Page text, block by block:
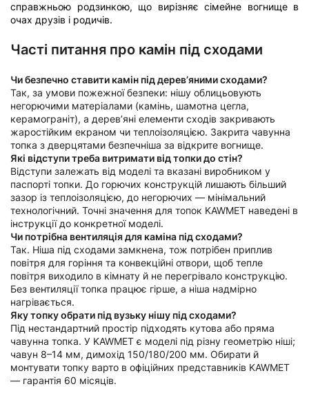
справжньою родзинкою, що вирізняє сімейне вогнище в
очах друзів і родичів.
Часті питання про камін під сходами
Чи безпечно ставити камін під дерев’яними сходами?
Так, за умови пожежної безпеки: нішу облицьовують
негорючими матеріалами (камінь, шамотна цегла,
керамограніт), а дерев’яні елементи сходів закривають
жаростійким екраном чи теплоізоляцією. Закрита чавунна
топка з дверцятами безпечніша за відкрите вогнище.
Які відступи треба витримати від топки до стін?
Відступи залежать від моделі та вказані виробником у
паспорті топки. До горючих конструкцій лишають більший
зазор із теплоізоляцією, до негорючих — мінімальний
технологічний. Точні значення для топок KAWMET наведені в
інструкції до конкретної моделі.
Чи потрібна вентиляція для каміна під сходами?
Так. Ніша під сходами замкнена, тож потрібен приплив
повітря для горіння та конвекційні отвори, щоб тепле
повітря виходило в кімнату й не перегрівало конструкцію.
Без вентиляції топка працює гірше, а ніша надмірно
нагрівається.
Яку топку обрати під вузьку нішу під сходами?
Під нестандартний простір підходять кутова або пряма
чавунна топка. У KAWMET є моделі під різну геометрію ніші;
чавун 8–14 мм, димохід 150/180/200 мм. Обирати й
монтувати топку варто в офіційних представників KAWMET
— гарантія 60 місяців.